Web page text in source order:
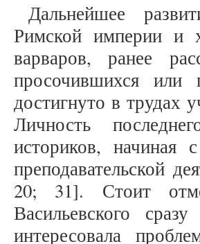
Дальнейшее
Римской империи и
варваров, ранее
просочившихся
достигнуто в трудах
Личность
историков,
преподавательской
20; 31]. Стоит
Васильевского
интересовала